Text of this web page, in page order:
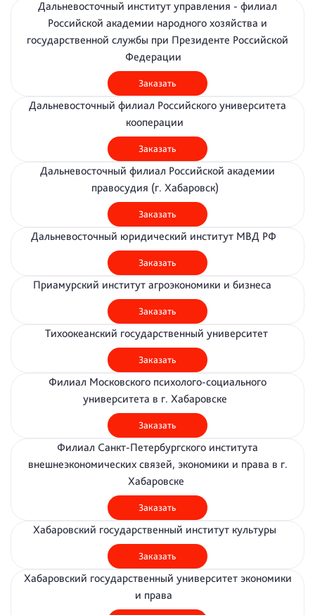
Дальневосточный институт управления - филиал
Российской академии народного хозяйства и
государственной службы при Президенте Российской
Федерации
Заказать
Дальневосточный филиал Российского университета
кооперации
Заказать
Дальневосточный филиал Российской академии
правосудия (г. Хабаровск)
Заказать
Дальневосточный юридический институт МВД РФ
Заказать
Приамурский институт агроэкономики и бизнеса
Заказать
Тихоокеанский государственный университет
Заказать
Филиал Московского психолого-социального
университета в г. Хабаровске
Заказать
Филиал Санкт-Петербургского института
внешнеэкономических связей, экономики и права в г.
Хабаровске
Заказать
Хабаровский государственный институт культуры
Заказать
Хабаровский государственный университет экономики
и права